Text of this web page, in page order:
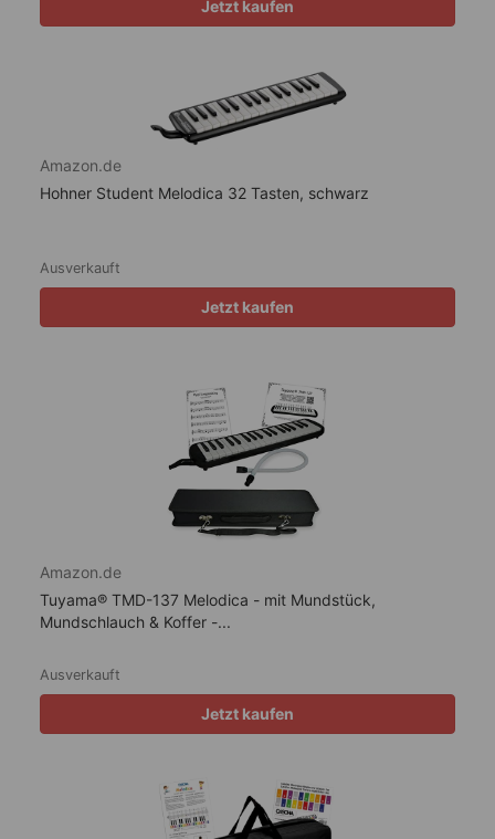
Jetzt kaufen
Amazon.de
Hohner Student Melodica 32 Tasten, schwarz
Ausverkauft
Jetzt kaufen
Amazon.de
Tuyama® TMD-137 Melodica - mit Mundstück,
Mundschlauch & Koffer -...
Ausverkauft
Jetzt kaufen